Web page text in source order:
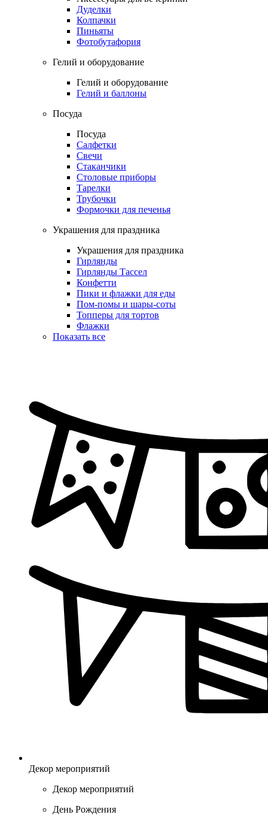
Дуделки
Колпачки
Пиньяты
Фотобутафория
Гелий и оборудование
Гелий и оборудование
Гелий и баллоны
Посуда
Посуда
Салфетки
Свечи
Стаканчики
Столовые приборы
Тарелки
Трубочки
Формочки для печенья
Украшения для праздника
Украшения для праздника
Гирлянды
Гирлянды Тассел
Конфетти
Пики и флажки для еды
Пом-помы и шары-соты
Топперы для тортов
Флажки
Показать все
Декор мероприятий
Декор мероприятий
День Рождения